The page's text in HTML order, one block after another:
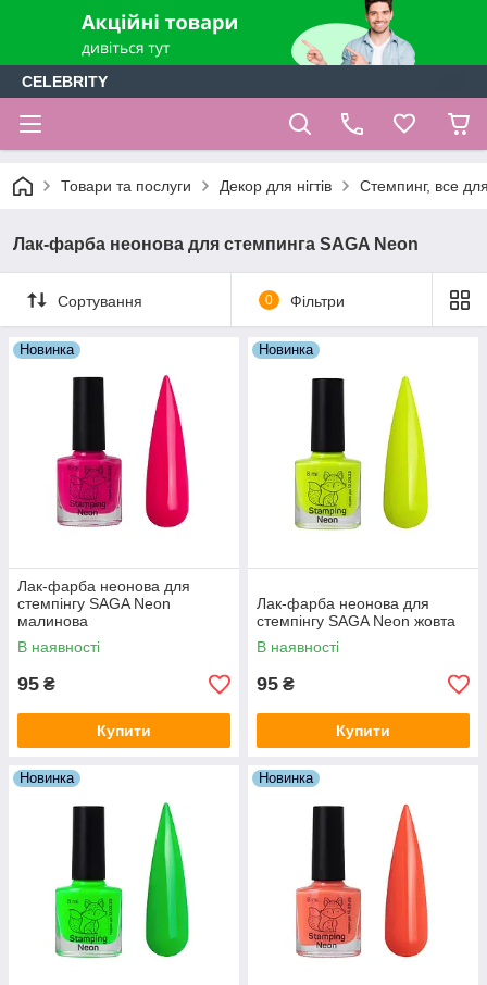
CELEBRITY
Товари та послуги Декор для нігтів Стемпинг, все
Лак-фарба неонова для стемпинга SAGA Neon
Сортування 0 Фільтри
Новинка
Лак-фарба неонова для
стемпінгу SAGA Neon
малинова
В наявності
95 ₴
Купити
Новинка
Лак-фарба неонова для
стемпінгу SAGA Neon жовта
В наявності
95 ₴
Купити
Новинка Новинка